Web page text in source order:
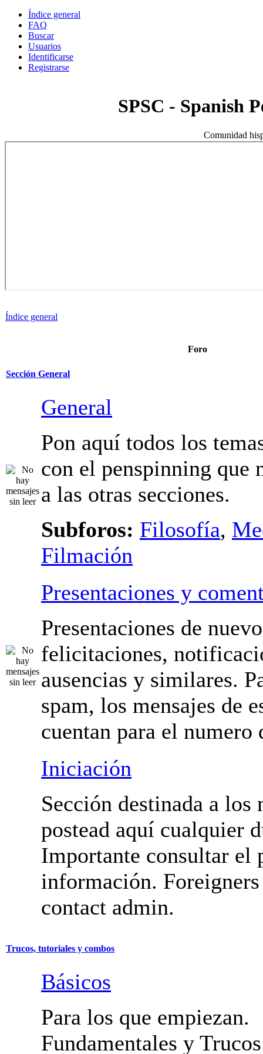
Índice general
FAQ
Buscar
Usuarios
Identificarse
Registrarse
SPSC - Spanish
Comunidad
Índice general
Foro
Sección General
General
Pon aquí todos los
relacionados con el
no pertenecen a las
Subforos: Filosofía,
Filmación
Presentaciones y
Presentaciones de
felicitaciones,
ausencias y similares.
spam, los mensajes de
cuentan para el numero
mensajes.
Iniciación
Sección destinada a los
postead aquí cualquier
Importante consultar el
información. Foreigners
Trucos, tutoriales y combos
Básicos
Para los que empiezan.